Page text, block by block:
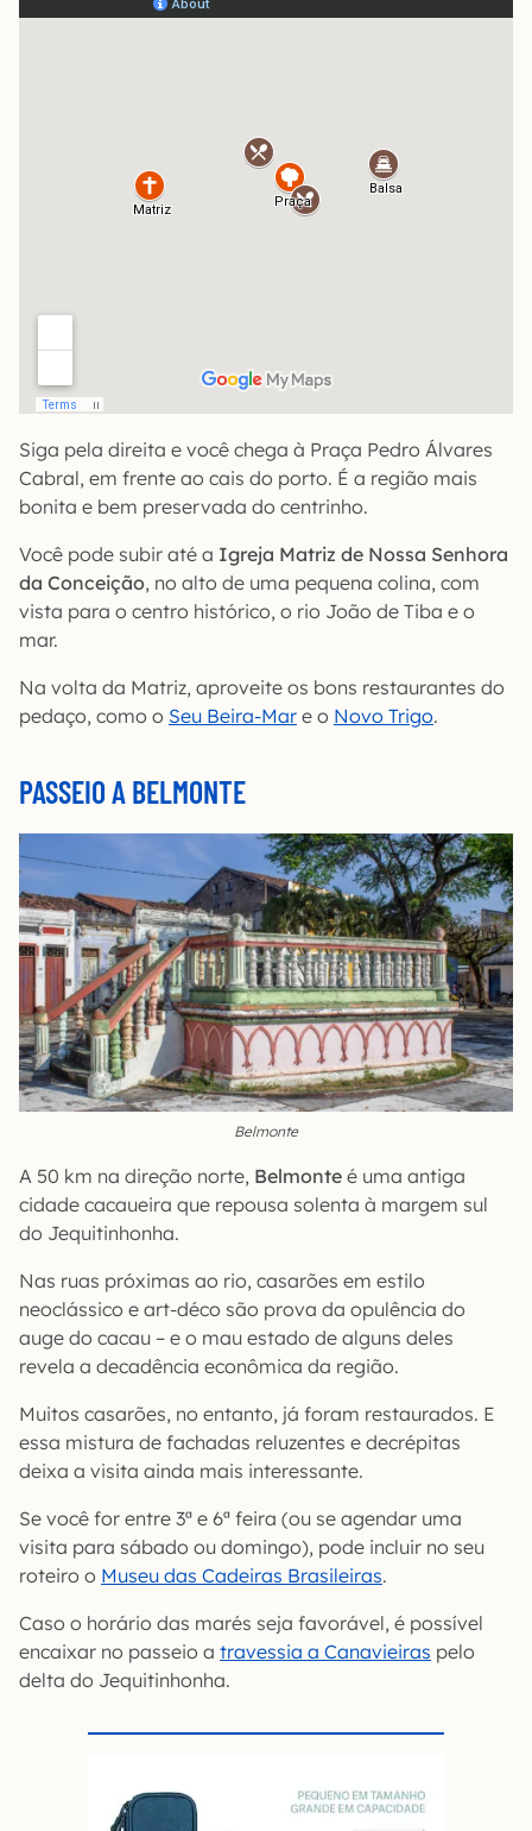
Siga pela direita e você chega à Praça Pedro Álvares
Cabral, em frente ao cais do porto. É a região mais
bonita e bem preservada do centrinho.
Você pode subir até a Igreja Matriz de Nossa Senhora
da Conceição, no alto de uma pequena colina, com
vista para o centro histórico, o rio João de Tiba e o
mar.
Na volta da Matriz, aproveite os bons restaurantes do
pedaço, como o Seu Beira-Mar e o Novo Trigo.
PASSEIO A BELMONTE
Belmonte
A 50 km na direção norte, Belmonte é uma antiga
cidade cacaueira que repousa solenta à margem sul
do Jequitinhonha.
Nas ruas próximas ao rio, casarões em estilo
neoclássico e art-déco são prova da opulência do
auge do cacau – e o mau estado de alguns deles
revela a decadência econômica da região.
Muitos casarões, no entanto, já foram restaurados. E
essa mistura de fachadas reluzentes e decrépitas
deixa a visita ainda mais interessante.
Se você for entre 3ª e 6ª feira (ou se agendar uma
visita para sábado ou domingo), pode incluir no seu
roteiro o Museu das Cadeiras Brasileiras.
Caso o horário das marés seja favorável, é possível
encaixar no passeio a travessia a Canavieiras pelo
delta do Jequitinhonha.